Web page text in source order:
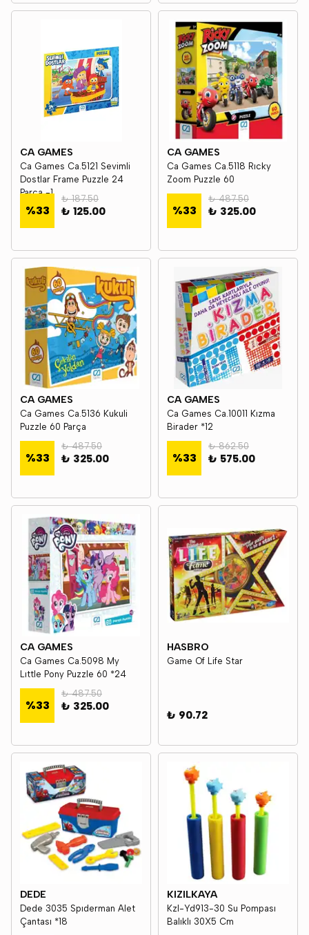
CA GAMES
Ca Games Ca.5121 Sevimli
Dostlar Frame Puzzle 24
Parça -1
%33
₺ 187.50
₺ 125.00
CA GAMES
Ca Games Ca.5118 Rıcky
Zoom Puzzle 60
%33
₺ 487.50
₺ 325.00
CA GAMES
Ca Games Ca.5136 Kukuli
Puzzle 60 Parça
%33
₺ 487.50
₺ 325.00
CA GAMES
Ca Games Ca.10011 Kızma
Birader *12
%33
₺ 862.50
₺ 575.00
CA GAMES
Ca Games Ca.5098 My
Lıttle Pony Puzzle 60 *24
%33
₺ 487.50
₺ 325.00
HASBRO
Game Of Life Star
₺ 90.72
DEDE
Dede 3035 Spıderman Alet
Çantası *18
KIZILKAYA
Kzl-Yd913-30 Su Pompası
Balıklı 30X5 Cm